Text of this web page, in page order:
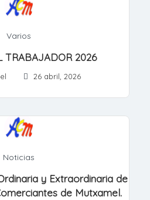
Varios
TRABAJADOR 2026
26 abril, 2026
Noticias
y Extraordinaria de
de Mutxamel.